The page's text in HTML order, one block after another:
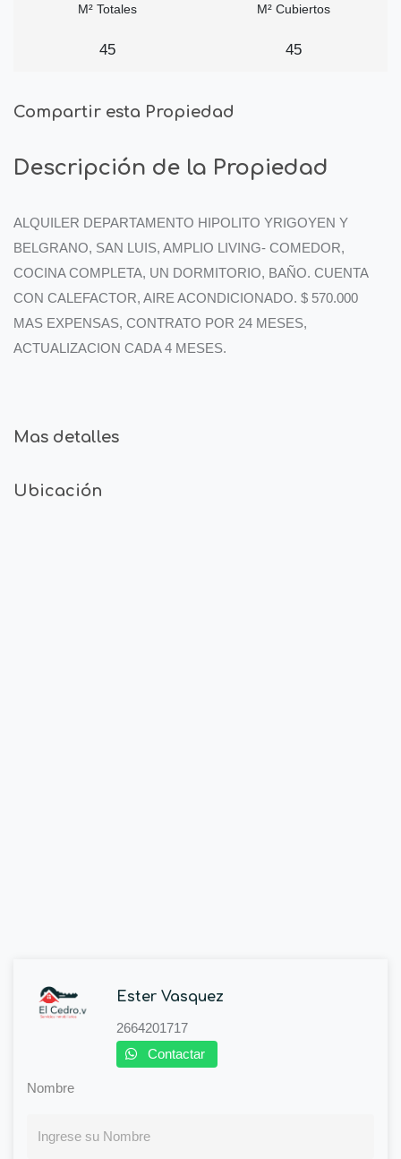
M² Totales
45
M² Cubiertos
45
Compartir esta Propiedad
Descripción de la Propiedad
ALQUILER DEPARTAMENTO HIPOLITO YRIGOYEN Y
BELGRANO, SAN LUIS, AMPLIO LIVING- COMEDOR,
COCINA COMPLETA, UN DORMITORIO, BAÑO. CUENTA
CON CALEFACTOR, AIRE ACONDICIONADO. $ 570.000
MAS EXPENSAS, CONTRATO POR 24 MESES,
ACTUALIZACION CADA 4 MESES.
Mas detalles
Ubicación
Ester Vasquez
2664201717
Contactar
Nombre